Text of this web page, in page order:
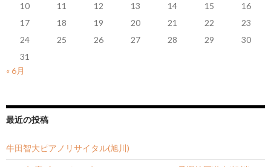
10
11 12 13 14 15
16
17
18 19 20 21 22
23
24
25 26 27 28 29
30
31
« 6月
最近の投稿
牛田智大ピアノリサイタル(旭川)